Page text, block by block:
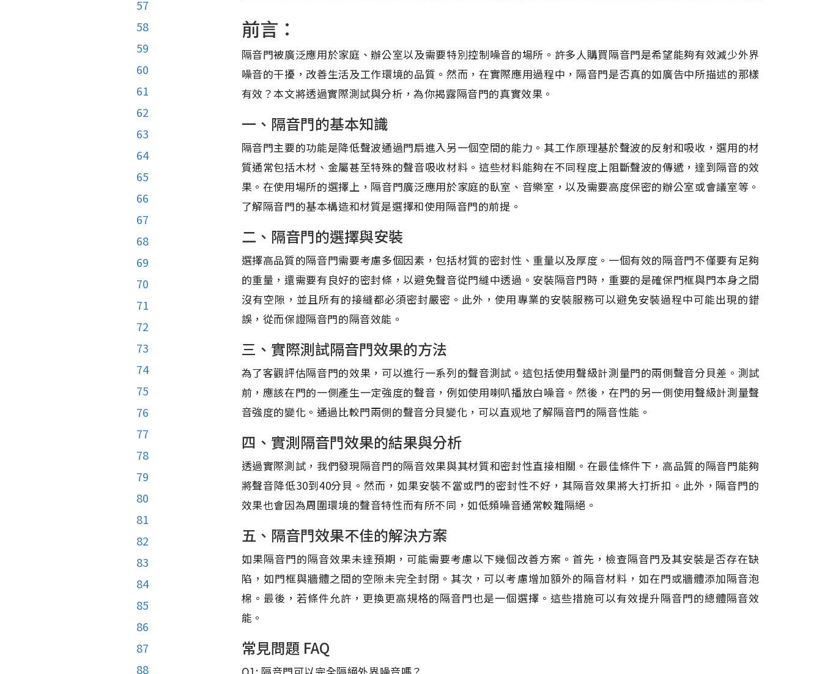
57
58
59
60
61
62
63
64
65
66
67
68
69
70
71
72
73
74
75
76
77
78
79
80
81
82
83
84
85
86
87
88
前言：
隔音門被廣泛應用於家庭、辦公室以及需要特別控制噪音的場所。許多人購買隔音門是希望能夠有效減少外界
噪音的干擾，改善生活及工作環境的品質。然而，在實際應用過程中，隔音門是否真的如廣告中所描述的那樣
有效？本文將透過實際測試與分析，為你揭露隔音門的真實效果。
一、隔音門的基本知識
隔音門主要的功能是降低聲波通過門扇進入另一個空間的能力。其工作原理基於聲波的反射和吸收，選用的材
質通常包括木材、金屬甚至特殊的聲音吸收材料。這些材料能夠在不同程度上阻斷聲波的傳遞，達到隔音的效
果。在使用場所的選擇上，隔音門廣泛應用於家庭的臥室、音樂室，以及需要高度保密的辦公室或會議室等。
了解隔音門的基本構造和材質是選擇和使用隔音門的前提。
二、隔音門的選擇與安裝
選擇高品質的隔音門需要考慮多個因素，包括材質的密封性、重量以及厚度。一個有效的隔音門不僅要有足夠
的重量，還需要有良好的密封條，以避免聲音從門縫中透過。安裝隔音門時，重要的是確保門框與門本身之間
沒有空隙，並且所有的接縫都必須密封嚴密。此外，使用專業的安裝服務可以避免安裝過程中可能出現的錯
誤，從而保證隔音門的隔音效能。
三、實際測試隔音門效果的方法
為了客觀評估隔音門的效果，可以進行一系列的聲音測試。這包括使用聲級計測量門的兩側聲音分貝差。測試
前，應該在門的一側產生一定強度的聲音，例如使用喇叭播放白噪音。然後，在門的另一側使用聲級計測量聲
音強度的變化。通過比較門兩側的聲音分貝變化，可以直观地了解隔音門的隔音性能。
四、實測隔音門效果的結果與分析
透過實際測試，我們發現隔音門的隔音效果與其材質和密封性直接相關。在最佳條件下，高品質的隔音門能夠
將聲音降低30到40分貝。然而，如果安裝不當或門的密封性不好，其隔音效果將大打折扣。此外，隔音門的
效果也會因為周圍環境的聲音特性而有所不同，如低頻噪音通常較難隔絕。
五、隔音門效果不佳的解決方案
如果隔音門的隔音效果未達預期，可能需要考慮以下幾個改善方案。首先，檢查隔音門及其安裝是否存在缺
陷，如門框與牆體之間的空隙未完全封閉。其次，可以考慮增加額外的隔音材料，如在門或牆體添加隔音泡
棉。最後，若條件允許，更換更高規格的隔音門也是一個選擇。這些措施可以有效提升隔音門的總體隔音效
能。
常見問題 FAQ